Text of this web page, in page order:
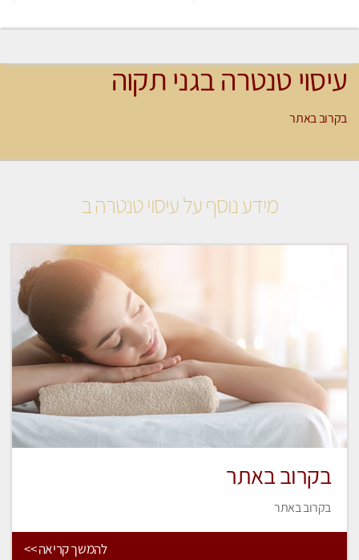
עיסוי טנטרה בגני תקוה
בקרוב באתר
מידע נוסף על עיסוי טנטרה ב
בקרוב באתר
בקרוב באתר
להמשך קריאה >>